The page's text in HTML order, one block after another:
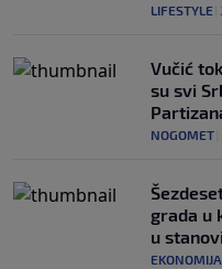
LIFESTYLE
Vučić
su svi
NOGOMET
grada u
u
EKONOMIJA